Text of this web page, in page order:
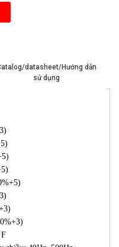
datasheet/Hướng dẫn
sử dụng